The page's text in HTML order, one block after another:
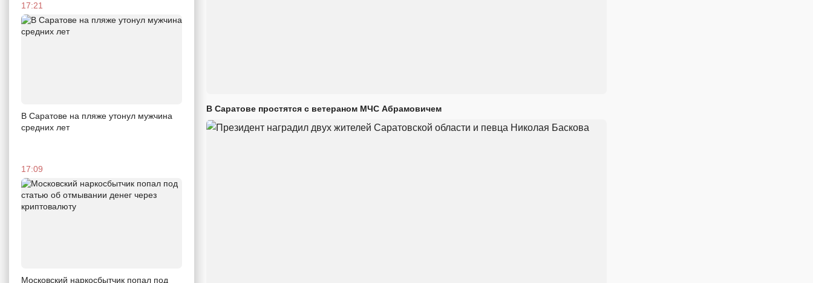
17:21
В Саратове на пляже утонул мужчина
средних лет
17:09
Московский наркосбытчик попал под
В Саратове простятся с ветераном МЧС Абрамовичем